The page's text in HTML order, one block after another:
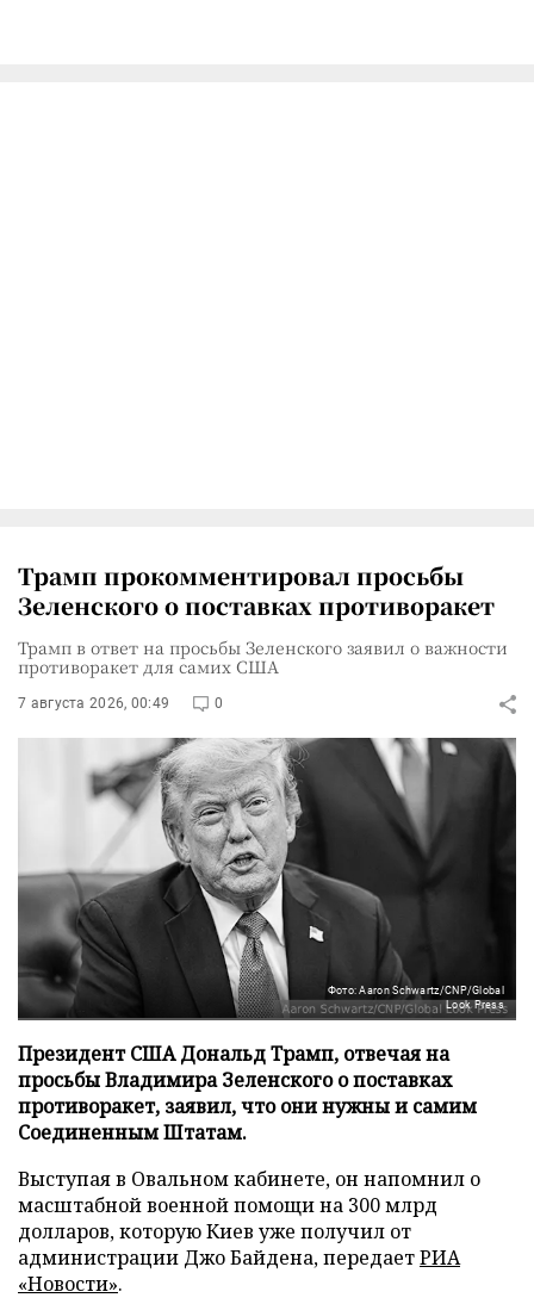
Трамп прокомментировал просьбы
Зеленского о поставках противоракет
Трамп в ответ на просьбы Зеленского заявил о важности
противоракет для самих США
7 августа 2026, 00:49 0
Фото: Aaron Schwartz/CNP/Global
Look Press
Президент США Дональд Трамп, отвечая на
просьбы Владимира Зеленского о поставках
противоракет, заявил, что они нужны и самим
Соединенным Штатам.
Выступая в Овальном кабинете, он напомнил о
масштабной военной помощи на 300 млрд
долларов, которую Киев уже получил от
администрации Джо Байдена, передаетРИА
«Новости».